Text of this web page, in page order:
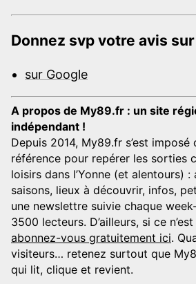
Donnez svp votre avis
sur Google
A propos de My89.fr : un site
indépendant !
Depuis 2014, My89.fr s’est imposé
référence pour repérer les sorties
loisirs dans l’Yonne (et alentours)
saisons, lieux à découvrir, infos,
une newslettre suivie chaque
3500 lecteurs. D’ailleurs, si ce
abonnez-vous gratuitement ici.
visiteurs… retenez surtout que
qui lit, clique et revient.